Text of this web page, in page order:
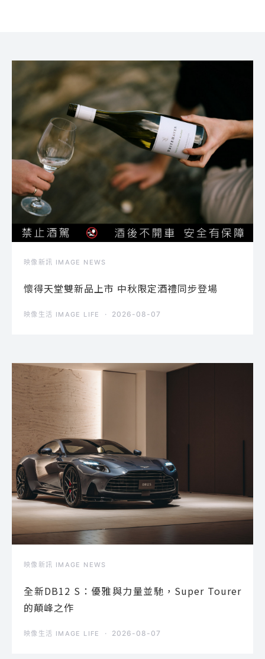
映像新訊 IMAGE NEWS
懷得天堂雙新品上市 中秋限定酒禮同步登場
映像生活 IMAGE LIFE 2026-08-07
映像新訊 IMAGE NEWS
全新DB12 S：優雅與力量並馳，Super Tourer
的顛峰之作
映像生活 IMAGE LIFE 2026-08-07